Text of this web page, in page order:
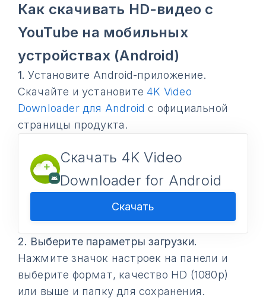
Как скачивать HD-видео с
YouTube на мобильных
устройствах (Android)
1. Установите Android-приложение.
Скачайте и установите4K Video
Downloader для Android с официальной
страницы продукта.
Скачать 4K Video
Downloader for Android
Скачать
2. Выберите параметры загрузки.
Нажмите значок настроек на панели и
выберите формат, качество HD (1080p)
или выше и папку для сохранения.